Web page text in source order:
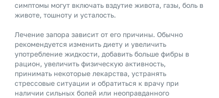
симптомы могут включать вздутие живота, газы, боль в
животе, тошноту и усталость.
Лечение запора зависит от его причины. Обычно
рекомендуется изменить диету и увеличить
употребление жидкости, добавить больше фибры в
рацион, увеличить физическую активность,
принимать некоторые лекарства, устранять
стрессовые ситуации и обратиться к врачу при
наличии сильных болей или неоправданного